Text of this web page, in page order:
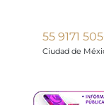
55 9171
Ciudad de